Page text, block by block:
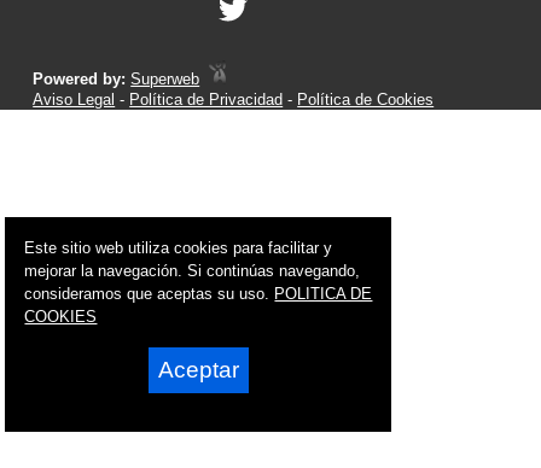
Powered by:Superweb
Aviso Legal - Política de Privacidad - Política de Cookies
Este sitio web utiliza cookies para facilitar y
mejorar la navegación. Si continúas navegando,
consideramos que aceptas su uso. POLITICA DE
COOKIES
Aceptar